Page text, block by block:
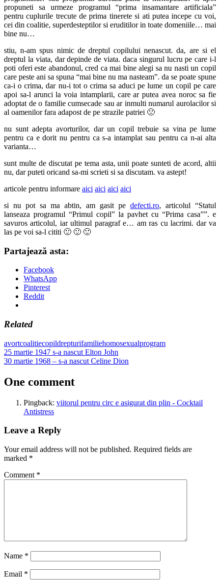
propuneti sa urmeze programul “prima insamantare artificiala”
pentru cuplurile trecute de prima tinerete si ati putea incepe cu voi,
cei din coalitie, superdesteptilor si eruditilor in toate domeniile… mai
bine nu…
stiu, n-am spus nimic de dreptul copilului nenascut. da, are si el
dreptul la viata, dar depinde de viata. daca singurul lucru pe care i-l
poti oferi este abandonul, cred ca mai bine alegi sa nu nasti un copil
care peste ani sa spuna “mai bine nu ma nasteam”. da se poate spune
ca-i o crima, dar nu-i tot o crima sa aduci pe lume un copil pe care
apoi sa-l arunci la voia intamplarii, care ar putea avea noroc sa fie
adoptat de o familie cumsecade sau ar inmulti numarul aurolacilor si
al oamenilor fara adapost de pe strazile patriei 🙁
nu sunt adepta avorturilor, dar un copil trebuie sa vina pe lume
pentru ca e dorit nu pentru ca s-a intamplat sau pentru ca n-ai alta
varianta…
sunt multe de discutat pe tema asta, unii poate sunteti de acord, altii
nu, dar puteti oricand sa-mi scrieti si sa discutam. va astept!
articole pentru informare aici aici aici aici
si nu pot sa ma abtin, am gasit pe defecti.ro, articolul “Statul
lanseaza programul “Primul copil” la pavhet cu “Prima casa””. e
savuros articolul, iar ultimul paragraf e… am ras cu lacrimi. dar va
las pe voi sa-l cititi 🙂 🙂 🙂
Partajează asta:
Facebook
WhatsApp
Pinterest
Reddit
Related
avortcoalitiecopildrepturifamiliehomosexualprogram
Post
navigation
Previous
Post:
25 martie 1947 s-a nascut Elton John
Next
30 martie 1968 – s-a nascut Celine Dion
One comment
Pingback: viitorul pentru circ e asigurat din plin - Cocktail
Antistress
Leave a Reply
Your email address will not be published. Required fields are
marked *
Comment *
Name *
Email *